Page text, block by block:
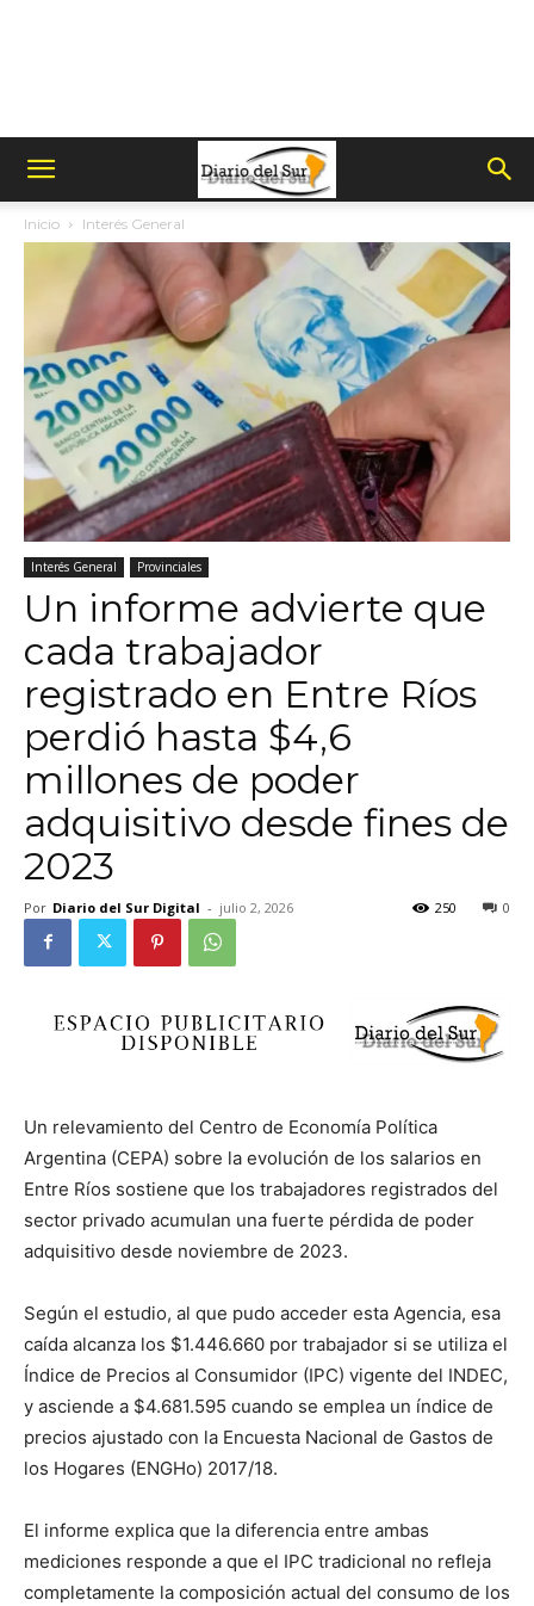
Inicio Interés General
Interés General Provinciales
Un informe advierte que
cada trabajador
registrado en Entre Ríos
perdió hasta $4,6
millones de poder
adquisitivo desde fines de
2023
Por Diario del Sur Digital - julio 2, 2026 0
250
Un relevamiento del Centro de Economía Política
Argentina (CEPA) sobre la evolución de los salarios en
Entre Ríos sostiene que los trabajadores registrados del
sector privado acumulan una fuerte pérdida de poder
adquisitivo desde noviembre de 2023.
Según el estudio, al que pudo acceder esta Agencia, esa
caída alcanza los $1.446.660 por trabajador si se utiliza el
Índice de Precios al Consumidor (IPC) vigente del INDEC,
y asciende a $4.681.595 cuando se emplea un índice de
precios ajustado con la Encuesta Nacional de Gastos de
los Hogares (ENGHo) 2017/18.
El informe explica que la diferencia entre ambas
mediciones responde a que el IPC tradicional no refleja
completamente la composición actual del consumo de los